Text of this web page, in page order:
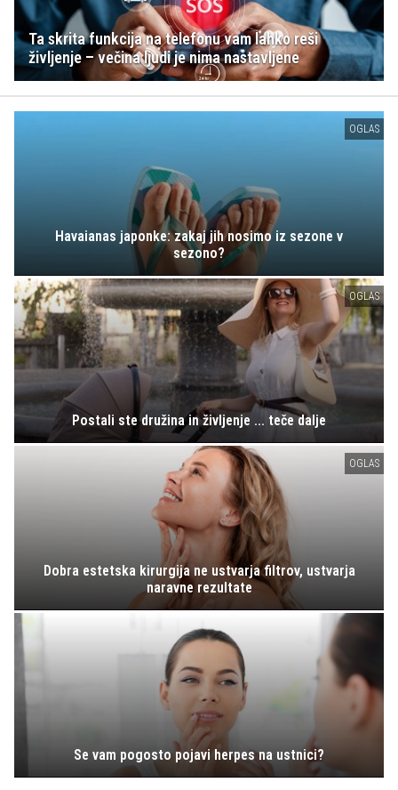
Ta skrita funkcija na telefonu vam lahko reši
življenje – večina ljudi je nima nastavljene
OGLAS
Havaianas japonke: zakaj jih nosimo iz sezone v
sezono?
OGLAS
Postali ste družina in življenje ... teče dalje
OGLAS
Dobra estetska kirurgija ne ustvarja filtrov, ustvarja
naravne rezultate
Se vam pogosto pojavi herpes na ustnici?